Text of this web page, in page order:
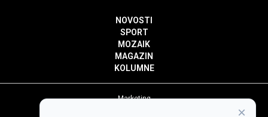
NOVOSTI
SPORT
MOZAIK
MAGAZIN
KOLUMNE
Marketing
×